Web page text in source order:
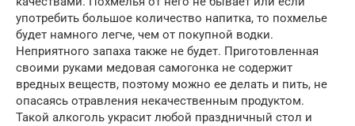
употребить большое количество напитка, то похмелье
будет намного легче, чем от покупной водки.
Неприятного запаха также не будет. Приготовленная
своими руками медовая самогонка не содержит
вредных веществ, поэтому можно ее делать и пить, не
опасаясь отравления некачественным продуктом.
Такой алкоголь украсит любой праздничный стол и